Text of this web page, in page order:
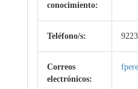
conocimiento:
Teléfono/s:
Correos
electrónicos: